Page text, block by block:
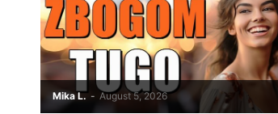
Mika L. - August 5, 2026